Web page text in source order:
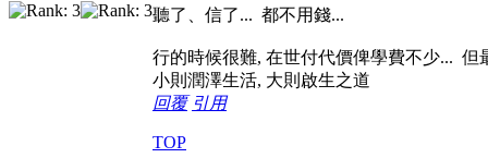
聽了、信了... 都不用錢...
行的時候很難, 在世付代價俾學費不少... 但
小則潤澤生活, 大則啟生之道
回覆 引用
TOP